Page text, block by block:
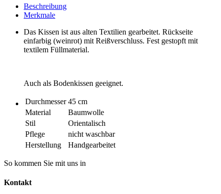
Beschreibung
Merkmale
Das Kissen ist aus alten Textilien gearbeitet. Rückseite
einfarbig (weinrot) mit Reißverschluss. Fest gestopft mit
textilem Füllmaterial.
Auch als Bodenkissen geeignet.
Durchmesser 45 cm
Material
Baumwolle
Stil
Orientalisch
Pflege
nicht waschbar
Herstellung
Handgearbeitet
So kommen Sie mit uns in
Kontakt